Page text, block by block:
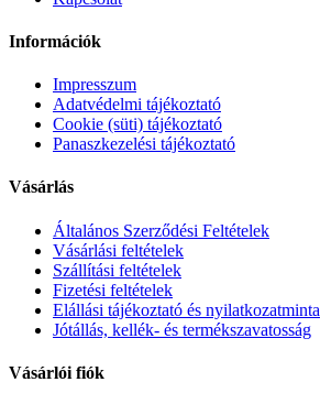
Információk
Impresszum
Adatvédelmi tájékoztató
Cookie (süti) tájékoztató
Panaszkezelési tájékoztató
Vásárlás
Általános Szerződési Feltételek
Vásárlási feltételek
Szállítási feltételek
Fizetési feltételek
Elállási tájékoztató és nyilatkozatminta
Jótállás, kellék- és termékszavatosság
Vásárlói fiók